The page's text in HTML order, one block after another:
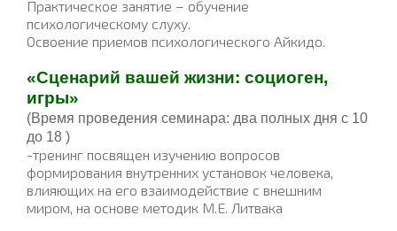
Практическое занятие – обучение
психологическому слуху.
Освоение приемов психологического Айкидо.
«Сценарий вашей жизни: социоген,
игры»
(Время проведения семинара: два полных дня с 10
до 18 )
-тренинг посвящен изучению вопросов
формирования внутренних установок человека,
влияющих на его взаимодействие с внешним
миром, на основе методик М.Е. Литвака